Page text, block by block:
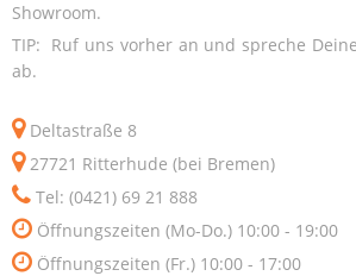
Showroom.
TIP: Ruf uns vorher an und spreche
ab.
Deltastraße 8
27721 Ritterhude (bei Bremen)
Tel: (0421) 69 21 888
Öffnungszeiten (Mo-Do.) 10:00 - 19:00
Öffnungszeiten (Fr.) 10:00 - 17:00